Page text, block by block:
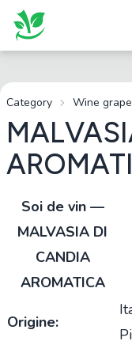
Category Wine
Soi de vin —
MALVASIA DI
CANDIA
AROMATICA
Origine: